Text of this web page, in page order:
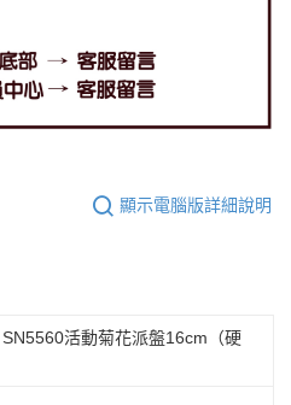
顯示電腦版詳細說明
SN5560活動菊花派盤16cm（硬